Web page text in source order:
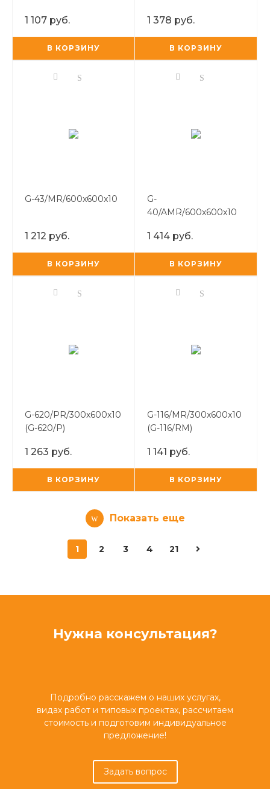
1 107 руб.
В КОРЗИНУ
1 378 руб.
В КОРЗИНУ
G-43/MR/600x600x10
1 212 руб.
В КОРЗИНУ
G-
40/AMR/600x600x10
1 414 руб.
В КОРЗИНУ
G-620/PR/300x600x10
(G-620/P)
1 263 руб.
В КОРЗИНУ
G-116/MR/300x600x10
(G-116/RM)
1 141 руб.
В КОРЗИНУ
Показать еще
1 2 3 4 21
Нужна консультация?
Подробно расскажем о наших услугах,
видах работ и типовых проектах, рассчитаем
стоимость и подготовим индивидуальное
предложение!
Задать вопрос